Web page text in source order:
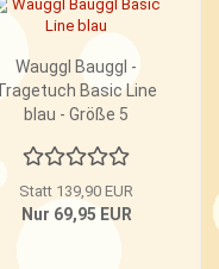
Wauggl Bauggl -
Basic Line
blau - Größe 5
Statt 139,90 EUR
Nur 69,95 EUR